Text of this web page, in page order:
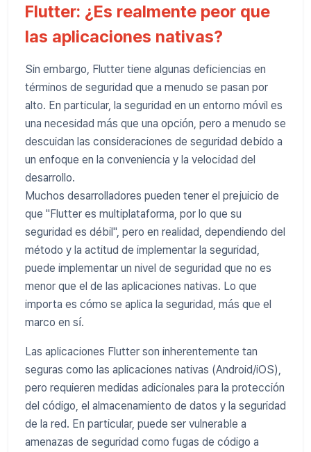
Flutter: ¿Es realmente peor que
las aplicaciones nativas?
Sin embargo, Flutter tiene algunas deficiencias en
términos de seguridad que a menudo se pasan por
alto. En particular, la seguridad en un entorno móvil es
una necesidad más que una opción, pero a menudo se
descuidan las consideraciones de seguridad debido a
un enfoque en la conveniencia y la velocidad del
desarrollo.
Muchos desarrolladores pueden tener el prejuicio de
que "Flutter es multiplataforma, por lo que su
seguridad es débil", pero en realidad, dependiendo del
método y la actitud de implementar la seguridad,
puede implementar un nivel de seguridad que no es
menor que el de las aplicaciones nativas. Lo que
importa es cómo se aplica la seguridad, más que el
marco en sí.
Las aplicaciones Flutter son inherentemente tan
seguras como las aplicaciones nativas (Android/iOS),
pero requieren medidas adicionales para la protección
del código, el almacenamiento de datos y la seguridad
de la red. En particular, puede ser vulnerable a
amenazas de seguridad como fugas de código a